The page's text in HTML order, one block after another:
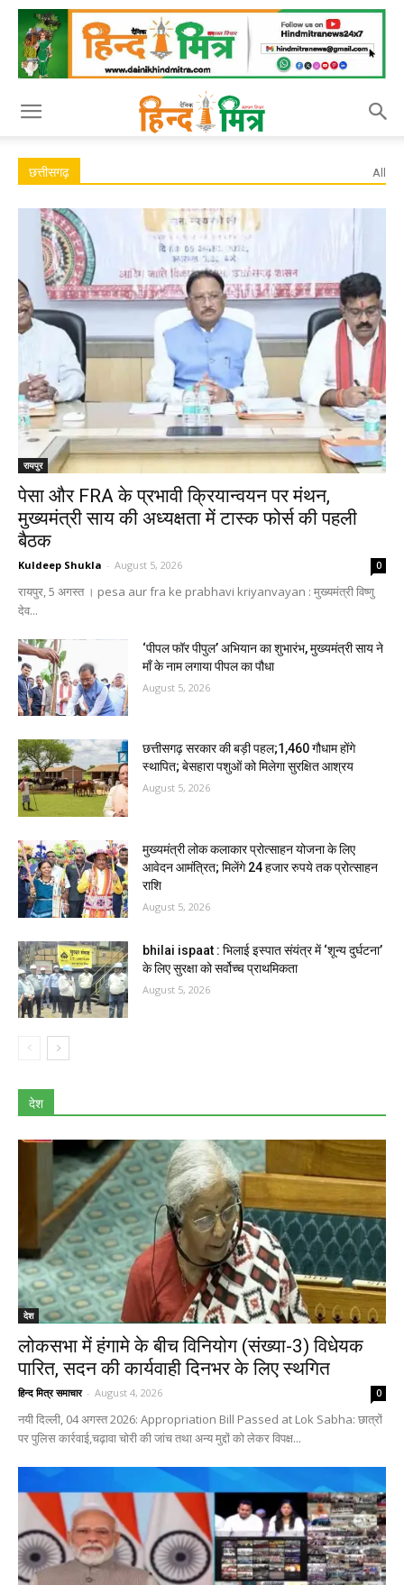
छत्तीसगढ़ All
रायपुर
पेसा और FRA के प्रभावी क्रियान्वयन पर मंथन,
मुख्यमंत्री साय की अध्यक्षता में टास्क फोर्स की पहली
बैठक
Kuldeep Shukla - August 5, 2026 0
रायपुर, 5 अगस्त । pesa aur fra ke prabhavi kriyanvayan : मुख्यमंत्री विष्णु
देव...
‘पीपल फॉर पीपुल’ अभियान का शुभारंभ, मुख्यमंत्री साय ने
माँ के नाम लगाया पीपल का पौधा
August 5, 2026
छत्तीसगढ़ सरकार की बड़ी पहल;1,460 गौधाम होंगे
स्थापित; बेसहारा पशुओं को मिलेगा सुरक्षित आश्रय
August 5, 2026
मुख्यमंत्री लोक कलाकार प्रोत्साहन योजना के लिए
आवेदन आमंत्रित; मिलेंगे 24 हजार रुपये तक प्रोत्साहन
राशि
August 5, 2026
bhilai ispaat : भिलाई इस्पात संयंत्र में ‘शून्य दुर्घटना’
के लिए सुरक्षा को सर्वोच्च प्राथमिकता
August 5, 2026
देश
देश
लोकसभा में हंगामे के बीच विनियोग (संख्या-3) विधेयक
पारित, सदन की कार्यवाही दिनभर के लिए स्थगित
हिन्द मित्र समाचार - August 4, 2026 0
नयी दिल्ली, 04 अगस्त 2026: Appropriation Bill Passed at Lok Sabha: छात्रों
पर पुलिस कार्रवाई,चढ़ावा चोरी की जांच तथा अन्य मुद्दों को लेकर विपक्ष...